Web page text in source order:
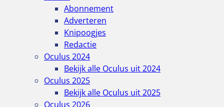
Abonnement
Adverteren
Knipoogjes
Redactie
Oculus 2024
Bekijk alle Oculus uit 2024
Oculus 2025
Bekijk alle Oculus uit 2025
Oculus 2026